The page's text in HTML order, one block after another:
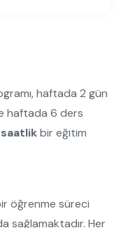
haftada 2 gün
haftada 6 ders
bir eğitim
öğrenme süreci
sağlamaktadır. Her